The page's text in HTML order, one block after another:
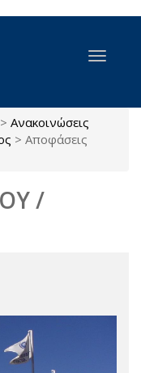
Toggle
> Ανακοινώσεις
> Αποφάσεις
/